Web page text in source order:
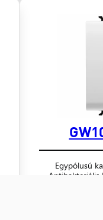
Egypólusú
Antibakteriális